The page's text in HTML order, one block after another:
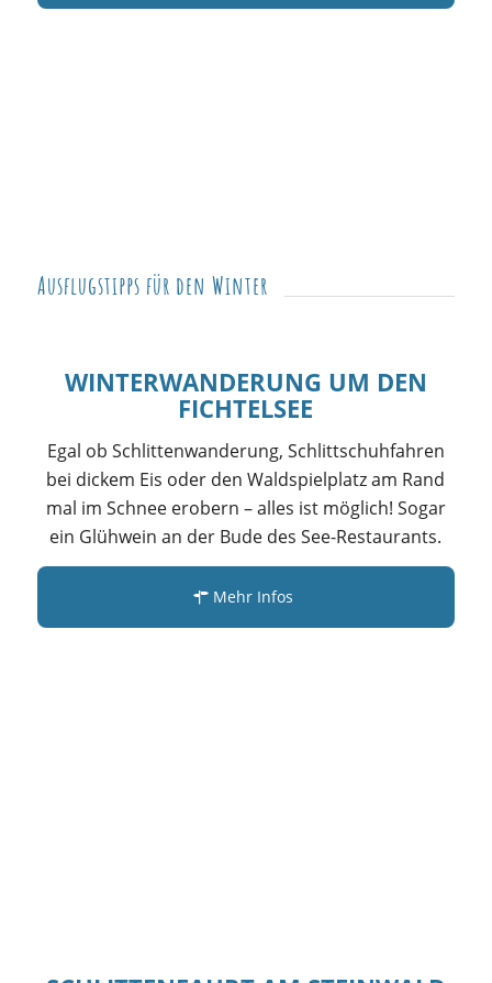
Ausflugstipps für den Winter
WINTERWANDERUNG UM DEN
FICHTELSEE
Egal ob Schlittenwanderung, Schlittschuhfahren
bei dickem Eis oder den Waldspielplatz am Rand
mal im Schnee erobern – alles ist möglich! Sogar
ein Glühwein an der Bude des See-Restaurants.
Mehr Infos